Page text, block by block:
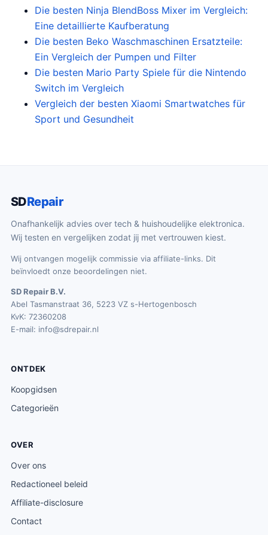
€
7
9
.
9
9
o
n
k
e
l
e
p
r
1
7
.
9
g
e
p
r
i
s
s
:
€
Die besten Ninja BlendBoss Mixer im Vergleich:
Eine detaillierte Kaufberatung
Die besten Beko Waschmaschinen Ersatzteile:
Ein Vergleich der Pumpen und Filter
Die besten Mario Party Spiele für die Nintendo
Switch im Vergleich
Vergleich der besten Xiaomi Smartwatches für
Sport und Gesundheit
SDRepair
Onafhankelijk advies over tech & huishoudelijke elektronica.
Wij testen en vergelijken zodat jij met vertrouwen kiest.
Wij ontvangen mogelijk commissie via affiliate-links. Dit
beïnvloedt onze beoordelingen niet.
SD Repair B.V.
Abel Tasmanstraat 36, 5223 VZ s-Hertogenbosch
KvK: 72360208
E-mail: info@sdrepair.nl
ONTDEK
Koopgidsen
Categorieën
OVER
Over ons
Redactioneel beleid
Affiliate-disclosure
Contact